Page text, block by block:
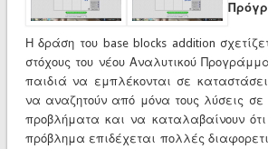
Η δράση του base blocks addition
στόχους του νέου Αναλυτικού
παιδιά να εμπλέκονται σε
να αναζητούν από μόνα τους λύσεις
προβλήματα και να καταλαβαίνουν
πρόβλημα επιδέχεται πολλές